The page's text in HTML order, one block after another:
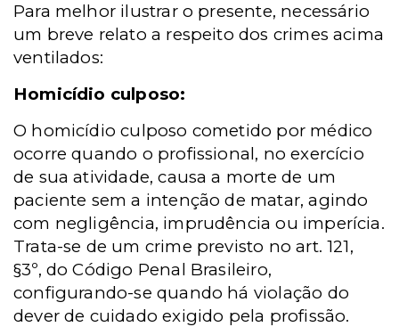
Para melhor ilustrar o presente, necessário
um breve relato a respeito dos crimes acima
ventilados:
Homicídio culposo:
O homicídio culposo cometido por médico
ocorre quando o profissional, no exercício
de sua atividade, causa a morte de um
paciente sem a intenção de matar, agindo
com negligência, imprudência ou imperícia.
Trata-se de um crime previsto no art. 121,
§3º, do Código Penal Brasileiro,
configurando-se quando há violação do
dever de cuidado exigido pela profissão.